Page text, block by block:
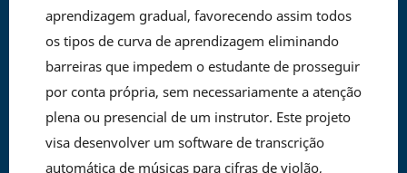
aprendizagem gradual, favorecendo assim todos
os tipos de curva de aprendizagem eliminando
barreiras que impedem o estudante de prosseguir
por conta própria, sem necessariamente a atenção
plena ou presencial de um instrutor. Este projeto
visa desenvolver um software de transcrição
automática de músicas para cifras de violão,